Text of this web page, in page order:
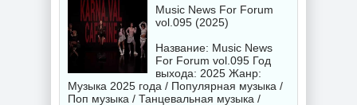
Music News For Forum
vol.095 (2025)
Название: Music News
For Forum vol.095 Год
выхода: 2025 Жанр:
Музыка 2025 года / Популярная музыка /
Поп музыка / Танцевальная музыка /